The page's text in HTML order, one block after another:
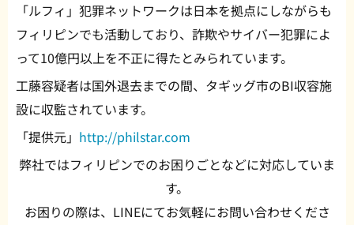
「ルフィ」犯罪ネットワークは日本を拠点にしながらも
フィリピンでも活動しており、詐欺やサイバー犯罪によ
って10億円以上を不正に得たとみられています。
工藤容疑者は国外退去までの間、タギッグ市のBI収容施
設に収監されています。
「提供元」 http://philstar.com
弊社ではフィリピンでのお困りごとなどに対応していま
す。
お困りの際は、LINEにてお気軽にお問い合わせくださ